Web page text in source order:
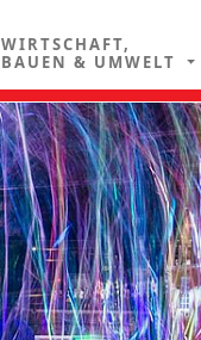
WIRTSCHAFT,
BAUEN & UMWELT